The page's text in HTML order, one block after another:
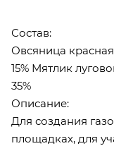
Состав:
Овсяница
15% Мятлик
35%
Описание:
Для создания
площадках, для